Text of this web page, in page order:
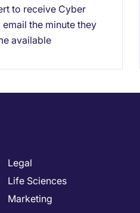
to receive Cyber
the minute they
available
Legal
Life Sciences
Marketing